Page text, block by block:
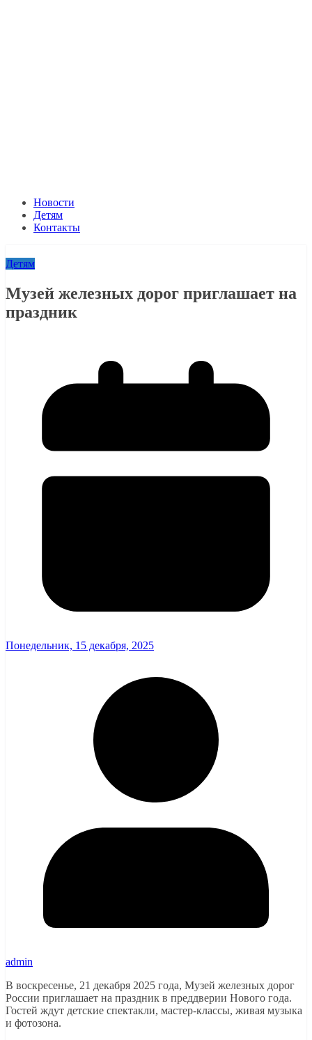
Новости
Детям
Контакты
Детям
Музей железных дорог приглашает на
праздник
Понедельник, 15 декабря, 2025
admin
В воскресенье, 21 декабря 2025 года, Музей железных дорог
России приглашает на праздник в преддверии Нового года.
Гостей ждут детские спектакли, мастер-классы, живая музыка
и фотозона.